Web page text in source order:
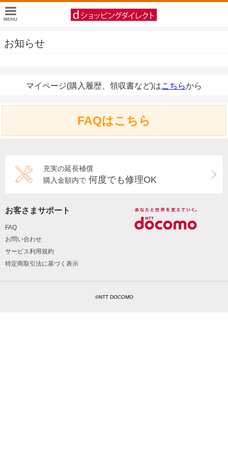
お知らせ
マイページ(購入履歴、領収書など)はこちらから
FAQはこちら
充実の延長補償
購入金額内で 何度でも修理OK
お客さまサポート
FAQ
お問い合わせ
サービス利用規約
特定商取引法に基づく表示
©NTT DOCOMO